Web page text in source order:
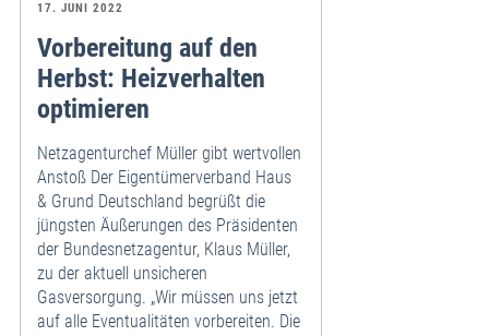
17. JUNI 2022
Vorbereitung auf den
Herbst: Heizverhalten
optimieren
Netzagenturchef Müller gibt wertvollen
Anstoß Der Eigentümerverband Haus
& Grund Deutschland begrüßt die
jüngsten Äußerungen des Präsidenten
der Bundesnetzagentur, Klaus Müller,
zu der aktuell unsicheren
Gasversorgung. „Wir müssen uns jetzt
auf alle Eventualitäten vorbereiten. Die